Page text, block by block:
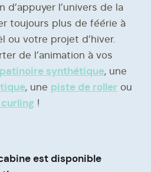
d’appuyer l’univers de la
toujours plus de féérie à
ou votre projet d’hiver.
de l’animation à vos
patinoire synthétique, une
, une piste de rollerou
!
est disponible